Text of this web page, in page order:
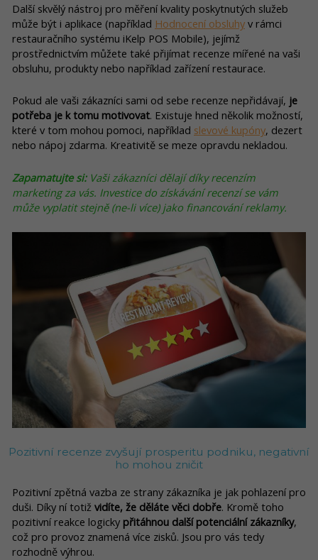
Další skvělý nástroj pro měření kvality poskytnutých služeb
může být i aplikace (například Hodnocení obsluhy v rámci
restauračního systému iKelp POS Mobile), jejímž
prostřednictvím můžete také přijímat recenze mířené na vaši
obsluhu, produkty nebo například zařízení restaurace.
Pokud ale vaši zákazníci sami od sebe recenze nepřidávají, je
potřeba je k tomu motivovat. Existuje hned několik možností,
které v tom mohou pomoci, například slevové kupóny, dezert
nebo nápoj zdarma. Kreativitě se meze opravdu nekladou.
Zapamatujte si:Vaši zákazníci dělají díky recenzím
marketing za vás. Investice do získávání recenzí se vám
může vyplatit stejně (ne-li více) jako financování reklamy.
Pozitivní recenze zvyšují prosperitu podniku, negativní
ho mohou zničit
Pozitivní zpětná vazba ze strany zákazníka je jak pohlazení pro
duši. Díky ní totiž vidíte, že děláte věci dobře. Kromě toho
pozitivní reakce logicky přitáhnou další potenciální zákazníky,
což pro provoz znamená více zisků. Jsou pro vás tedy
rozhodně výhrou.